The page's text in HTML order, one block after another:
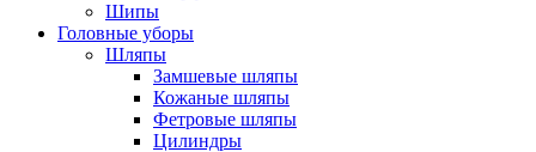
Шипы
Головные уборы
Шляпы
Замшевые шляпы
Кожаные шляпы
Фетровые шляпы
Цилиндры